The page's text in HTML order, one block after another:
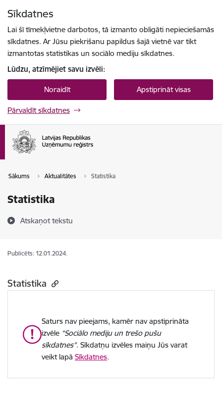
Sīkdatnes
Lai šī tīmekļvietne darbotos, tā izmanto obligāti nepieciešamās
sīkdatnes. Ar Jūsu piekrišanu papildus šajā vietnē var tikt
izmantotas statistikas un sociālo mediju sīkdatnes.
Lūdzu, atzīmējiet savu izvēli:
Noraidīt Apstiprināt visas
Pārvaldīt sīkdatnes
Sākums Aktualitātes Statistika
Statistika
Atskaņot tekstu
Publicēts: 12.01.2024.
Statistika
Saturs nav pieejams, kamēr nav apstiprināta
izvēle “Sociālo mediju un trešo pušu
sīkdatnes”. Sīkdatņu izvēles maiņu Jūs varat
veikt lapā Sīkdatnes.